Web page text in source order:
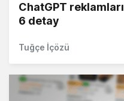
ChatGPT
6 detay
Tuğçe İçözü